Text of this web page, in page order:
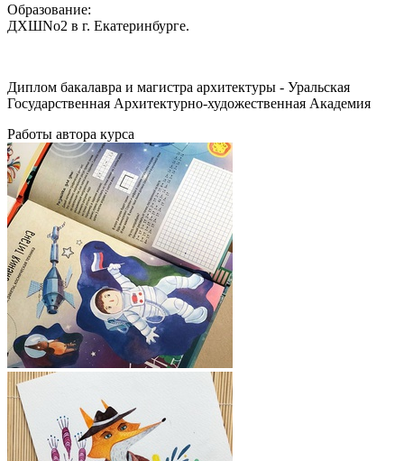
Образование:
ДХШNo2 в г. Екатеринбурге.
Диплом бакалавра и магистра архитектуры - Уральская
Государственная Архитектурно-художественная Академия
Работы автора курса